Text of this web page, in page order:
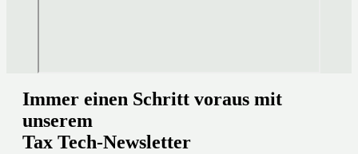
Immer einen Schritt voraus mit
unserem
Tax Tech-Newsletter